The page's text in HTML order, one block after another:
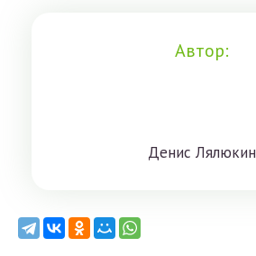
Автор:
Дeниc Лялюкин